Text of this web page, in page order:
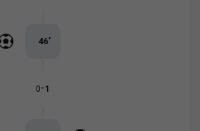
46’
0-1